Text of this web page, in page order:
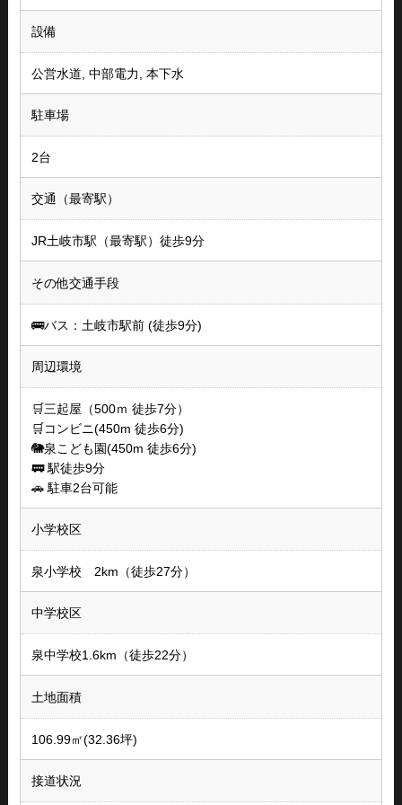
設備
公営水道, 中部電力, 本下水
駐車場
2台
交通（最寄駅）
JR土岐市駅（最寄駅）徒歩9分
その他交通手段
🚌バス：土岐市駅前 (徒歩9分)
周辺環境
🛒三起屋（500ｍ 徒歩7分）
🛒コンビニ(450m 徒歩6分)
🐘泉こども園(450m 徒歩6分)
🚃 駅徒歩9分
🚗 駐車2台可能
小学校区
泉小学校 2km（徒歩27分）
中学校区
泉中学校1.6km（徒歩22分）
土地面積
106.99㎡(32.36坪)
接道状況